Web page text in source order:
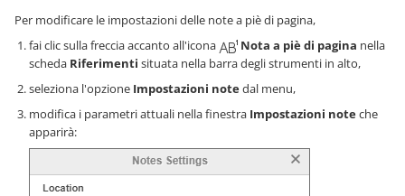
Per modificare le impostazioni delle note a piè di pagina,
fai clic sulla freccia accanto all'icona
Nota a piè di pagina nella
scheda Riferimenti situata nella barra degli strumenti in alto,
seleziona l'opzione Impostazioni notedal menu,
modifica i parametri attuali nella finestra Impostazioni noteche
apparirà: